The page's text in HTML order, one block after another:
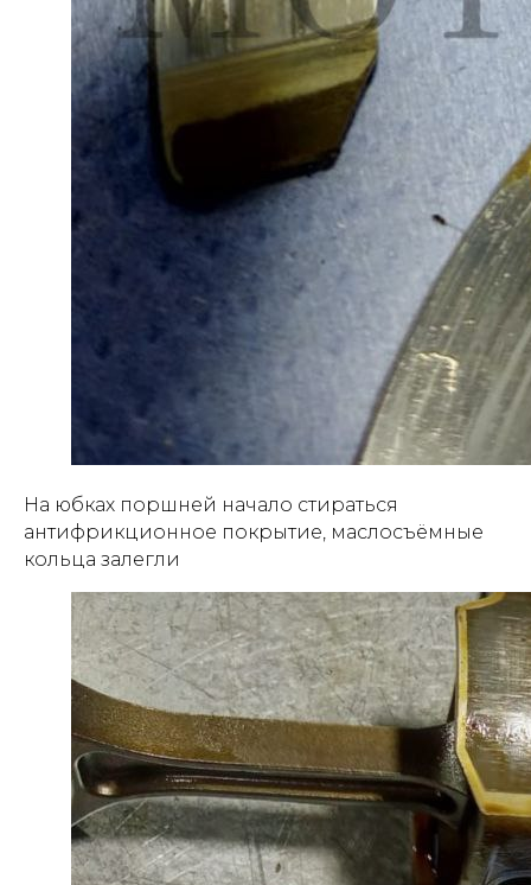
На юбках поршней начало стираться
антифрикционное покрытие, маслосъёмные
кольца залегли